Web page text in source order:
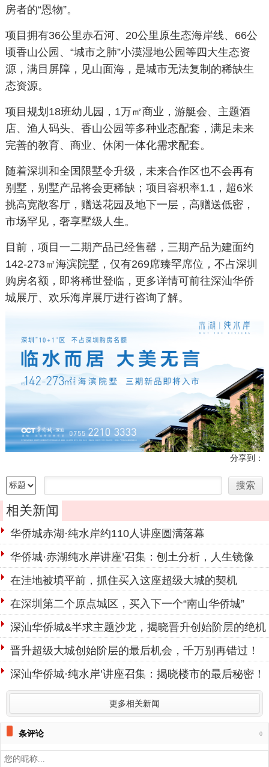
房者的“恩物”。
项目拥有36公里赤石河、20公里原生态海岸线、66公
顷香山公园、“城市之肺”小漠湿地公园等四大生态资
源，满目屏障，见山面海，是城市无法复制的稀缺生
态资源。
项目规划18班幼儿园，1万㎡商业，游艇会、主题酒
店、渔人码头、香山公园等多种业态配套，满足未来
完善的教育、商业、休闲一体化需求配套。
随着深圳和全国限墅令升级，未来合作区也不会再有
别墅，别墅产品将会更稀缺；项目容积率1.1，超6米
挑高宽敞客厅，赠送花园及地下一层，高赠送低密，
市场罕见，奢享墅级人生。
目前，项目一二期产品已经售罄，三期产品为建面约
142-273㎡海滨院墅，仅有269席臻罕席位，不占深圳
购房名额，即将稀世登临，更多详情可前往深汕华侨
城展厅、欢乐海岸展厅进行咨询了解。
分享到：
相关新闻
华侨城赤湖·纯水岸约110人讲座圆满落幕
华侨城·赤湖纯水岸讲座’召集：刨土分析，人生镜像
在洼地被填平前，抓住买入这座超级大城的契机
在深圳第二个原点城区，买入下一个“南山华侨城”
深汕华侨城&半求主题沙龙，揭晓晋升创始阶层的绝机
晋升超级大城创始阶层的最后机会，千万别再错过！
深汕华侨城·纯水岸’讲座召集：揭晓楼市的最后秘密！
更多相关新闻
0
条评论